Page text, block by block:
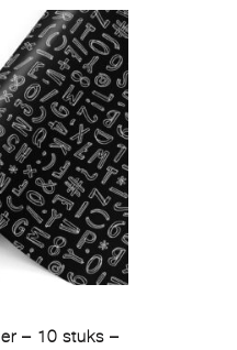
– 10 stuks –